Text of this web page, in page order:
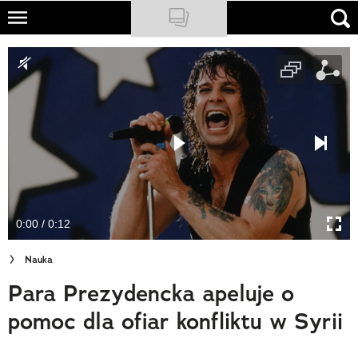
Skip
main
content
NATIONAL GEOGRAPHIC
TRAVELER
PODCASTY
Newsletter
Cuda Polski
Wielki Konkurs Fotograficzny
Trendbook Podróżniczy
Polecane
0:00 / 0:12
Nauka
Para Prezydencka apeluje o
pomoc dla ofiar konfliktu w Syrii